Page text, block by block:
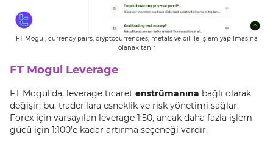
FT Mogul, currency pairs, cryptocurrencies, metals ve oil ile işlem yapılmasına
olanak tanır
FT Mogul Leverage
FT Mogul’da, leverage ticaret enstrümanına bağlı olarak
değişir; bu, trader’lara esneklik ve risk yönetimi sağlar.
Forex için varsayılan leverage 1:50, ancak daha fazla işlem
gücü için 1:100’e kadar artırma seçeneği vardır.